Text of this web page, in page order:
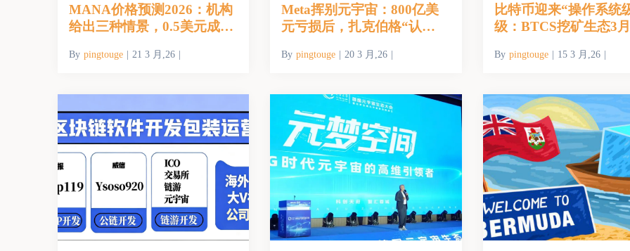
MANA价格预测2026：机构
给出三种情景，0.5美元成关
By pingtouge | 21 3 月,26 |
Meta挥别元宇宙：800亿美
元亏损后，扎克伯格“认
By pingtouge | 20 3 月,26 |
比特币迎来“操作系统
级：BTCS挖矿生态3
By pingtouge | 15 3 月,26 |